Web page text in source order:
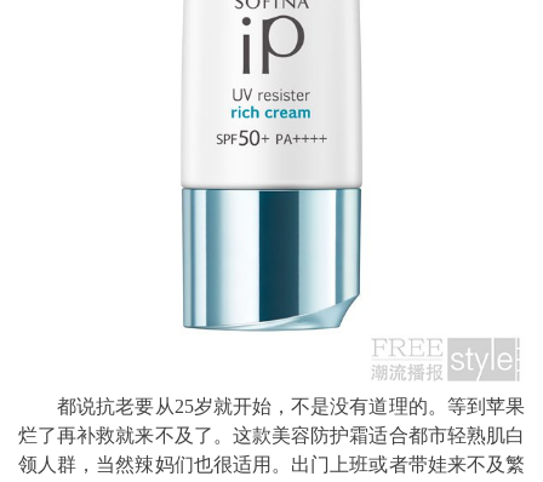
都说抗老要从25岁就开始，不是没有道理的。等到苹果
烂了再补救就来不及了。这款美容防护霜适合都市轻熟肌白
领人群，当然辣妈们也很适用。出门上班或者带娃来不及繁